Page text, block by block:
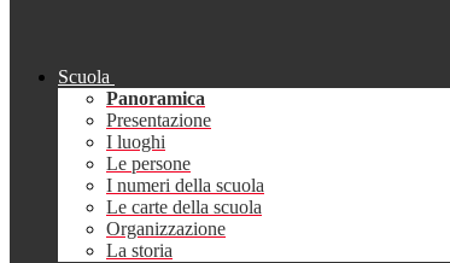
Scuola
Panoramica
Presentazione
I luoghi
Le persone
I numeri della scuola
Le carte della scuola
Organizzazione
La storia